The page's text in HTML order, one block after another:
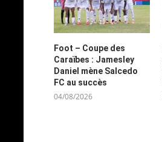
Foot – Coupe des
Caraïbes : Jamesley
Daniel mène Salcedo
FC au succès
04/08/2026